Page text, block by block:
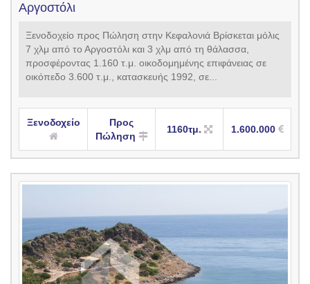
Αργοστόλι
Ξενοδοχείο προς Πώληση στην Κεφαλονιά Βρίσκεται μόλις
7 χλμ από το Αργοστόλι και 3 χλμ από τη θάλασσα,
προσφέροντας 1.160 τ.μ. οικοδομημένης επιφάνειας σε
οικόπεδο 3.600 τ.μ., κατασκευής 1992, σε...
Ξενοδοχείο
Προς
Πώληση
1160τμ. 1.600.000